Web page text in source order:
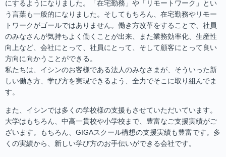
にするようになりました。「在宅勤務」や「リモートワーク」とい
う言葉も一般的になりました。そしてもちろん、在宅勤務やリモー
トワークがゴールではありません。働き方改革をすることで、社員
のみなさんが気持ちよく働くことが出来、また業務効率化、生産性
向上など、会社にとって、社員にとって、そして顧客にとって良い
方向に向かうことができる。
私たちは、イシンのお客様である法人のみなさまが、そういった新
しい働き方、学び方を実現できるよう、全力でそこに取り組んでま
す。
また、イシンでは多くの学校様の支援もさせていただいています。
大学はもちろん、中高一貫校や小学校まで、豊富なご支援実績がご
ざいます。もちろん、GIGAスクール構想の支援実績も豊富です。多
くの実績から、新しい学び方のお手伝いができる会社です。